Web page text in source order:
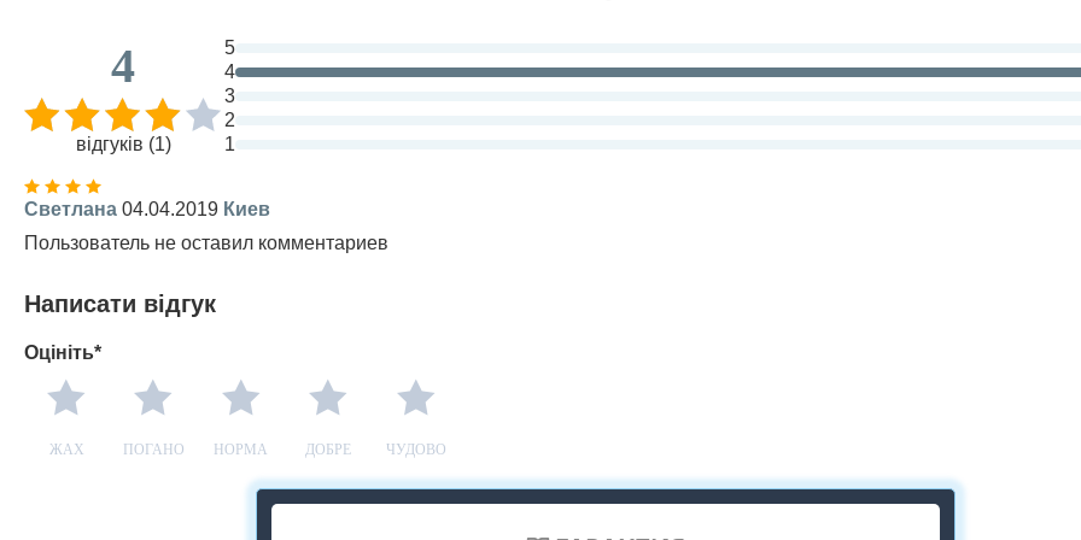
4
відгуків (1)
5
4
3
2
1
Светлана 04.04.2019 Киев
Пользователь не оставил комментариев
Написати відгук
Оцініть*
ЖАХ ПОГАНО НОРМА ДОБРЕ ЧУДОВО